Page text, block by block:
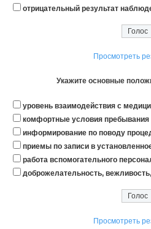
отрицательный результат
Просмотреть
Укажите основные
уровень взаимодействия с
комфортные условия пребывания
информирование по поводу
приемы по записи в
работа вспомогательного
доброжелательность,
Просмотреть